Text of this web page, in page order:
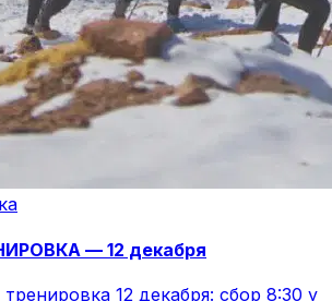
— 12 декабря
12 декабря: сбор 8:30 у